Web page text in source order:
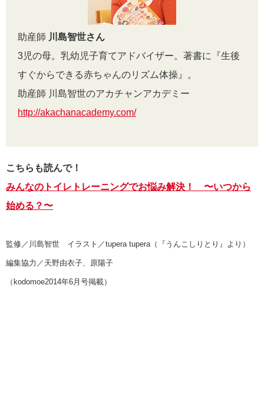
助産師 川島智世さん
3児の母。乳幼児子育てアドバイザー。著書に『生後
すぐからできる赤ちゃんのリズム体操』。
助産師 川島智世のアカチャンアカデミー
http://akachanacademy.com/
こちらも読んで！
みんなのトイレトレーニングでお悩み解決！ 〜いつから
始める？〜
監修／川島智世 イラスト／tupera tupera（『うんこしりとり』より）
編集協力／天野由衣子、原陽子
（kodomoe2014年6月号掲載）